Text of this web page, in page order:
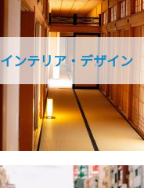
インテリア・デザイン